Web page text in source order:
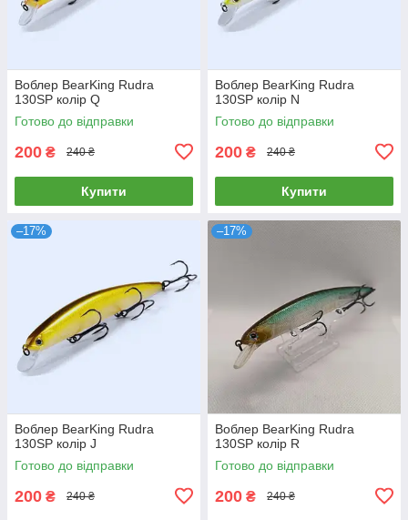
Воблер BearKing Rudra
130SP колір Q
Готово до відправки
200 ₴ 240 ₴
Купити
Воблер BearKing Rudra
130SP колір N
Готово до відправки
200 ₴ 240 ₴
Купити
–17%
Воблер BearKing Rudra
130SP колір J
Готово до відправки
200 ₴ 240 ₴
–17%
Воблер BearKing Rudra
130SP колір R
Готово до відправки
200 ₴ 240 ₴